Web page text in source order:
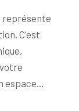
représente
C'est
espace…